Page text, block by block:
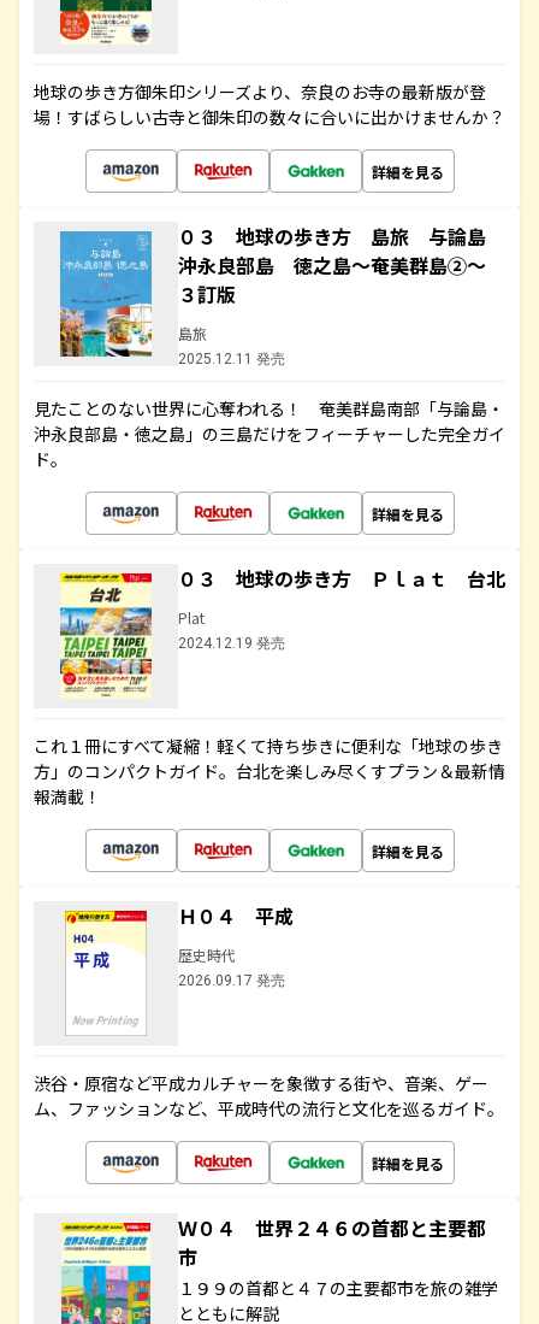
地球の歩き方御朱印シリーズより、奈良のお寺の最新版が登
場！すばらしい古寺と御朱印の数々に合いに出かけませんか？
詳細を見る
０３ 地球の歩き方 島旅 与論島
沖永良部島 徳之島～奄美群島②～
３訂版
島旅
2025.12.11 発売
見たことのない世界に心奪われる！ 奄美群島南部「与論島・
沖永良部島・徳之島」の三島だけをフィーチャーした完全ガイ
ド。
詳細を見る
０３ 地球の歩き方 Ｐｌａｔ 台北
Plat
2024.12.19 発売
これ１冊にすべて凝縮！軽くて持ち歩きに便利な「地球の歩き
方」のコンパクトガイド。台北を楽しみ尽くすプラン＆最新情
報満載！
詳細を見る
Ｈ０４ 平成
歴史時代
2026.09.17 発売
渋谷・原宿など平成カルチャーを象徴する街や、音楽、ゲー
ム、ファッションなど、平成時代の流行と文化を巡るガイド。
詳細を見る
Ｗ０４ 世界２４６の首都と主要都
市
１９９の首都と４７の主要都市を旅の雑学
とともに解説